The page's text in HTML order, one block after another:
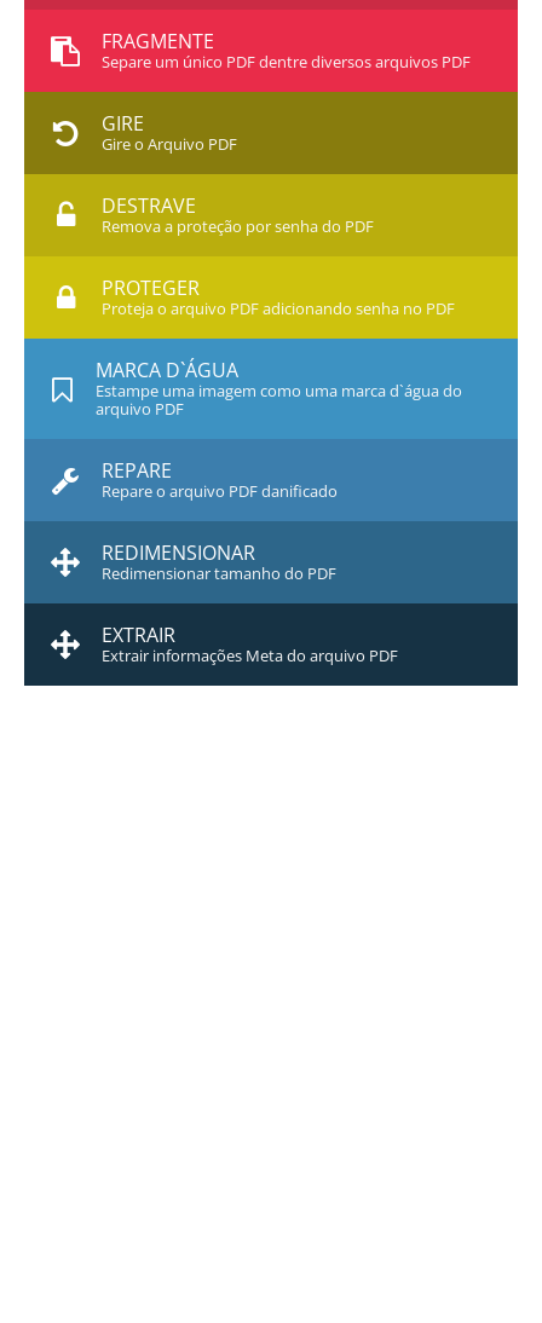
FRAGMENTE
Separe um único PDF dentre diversos arquivos PDF
GIRE
Gire o Arquivo PDF
DESTRAVE
Remova a proteção por senha do PDF
PROTEGER
Proteja o arquivo PDF adicionando senha no PDF
MARCA D`ÁGUA
Estampe uma imagem como uma marca d`água do
arquivo PDF
REPARE
Repare o arquivo PDF danificado
REDIMENSIONAR
Redimensionar tamanho do PDF
EXTRAIR
Extrair informações Meta do arquivo PDF